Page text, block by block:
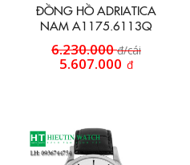
ĐỒNG HỒ ADRIATICA
NAM A1175.6113Q
6.230.000đ/cái
5.607.000 đ